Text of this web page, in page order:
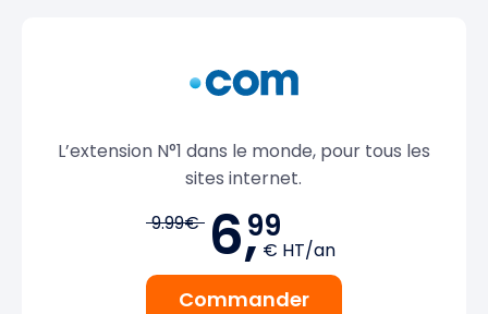
L’extension N°1 dans le monde, pour tous les
sites internet.
9.99€ 6,99
€ HT/an
Commander